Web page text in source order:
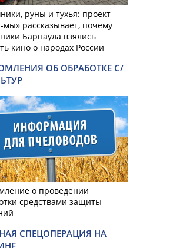
руны и тухья: проект
мы» рассказывает, почему
Барнаула взялись
кино о народах России
ОБ ОБРАБОТКЕ С/
о проведении
средствами защиты
СПЕЦОПЕРАЦИЯ НА